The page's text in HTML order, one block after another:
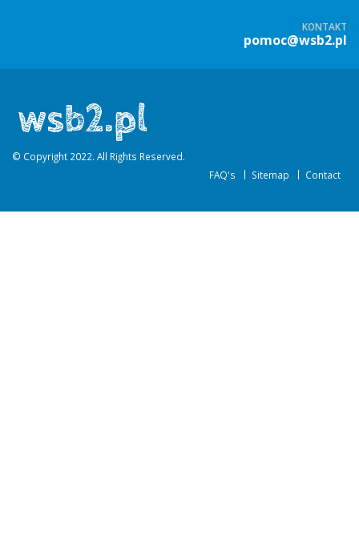
KONTAKT
pomoc@wsb2.pl
© Copyright 2022. All Rights Reserved.
FAQ's
Sitemap Contact